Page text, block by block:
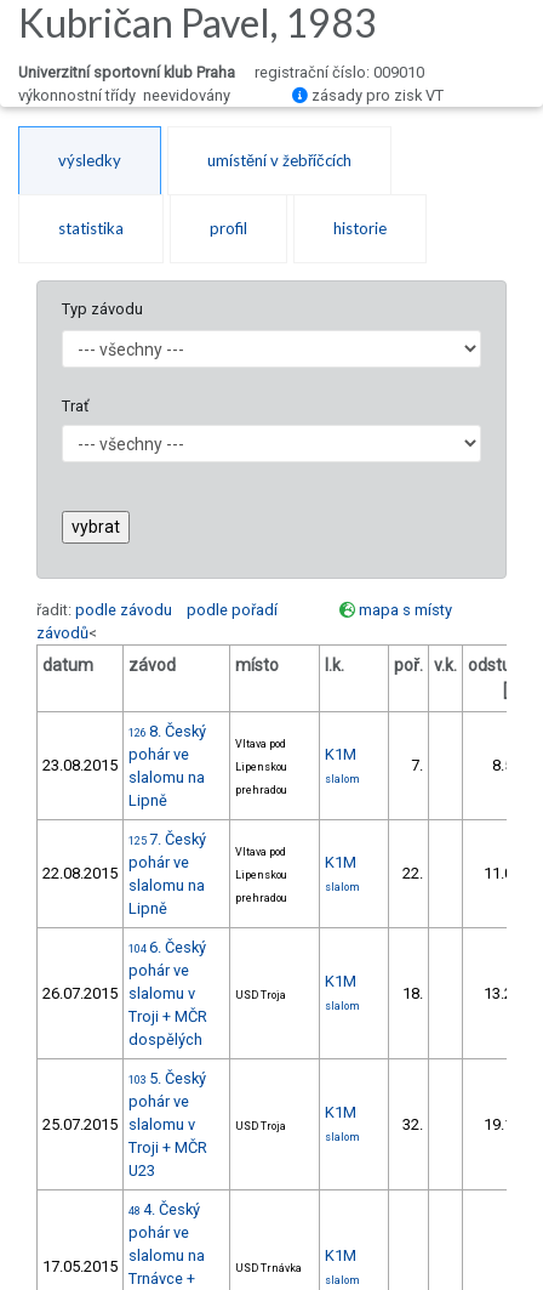
Kubričan Pavel, 1983
Univerzitní sportovní klub Praha
registrační číslo: 009010
výkonnostní třídy neevidovány
zásady pro zisk VT
výsledky umístění v žebříčcích
statistika profil historie
Typ závodu
Trať
řadit: podle závodu podle pořadí
mapa s místy
závodů<
datum závod místo l.k. poř. v.k. odstup
23.08.2015
126 8. Český
pohár ve
slalomu na
Lipně
Vltava pod
Lipenskou
prehradou
K1M
slalom
7. 8.57
22.08.2015
125 7. Český
pohár ve
slalomu na
Lipně
Vltava pod
Lipenskou
prehradou
K1M
slalom
22. 11.07
26.07.2015
104 6. Český
pohár ve
slalomu v
Troji + MČR
dospělých
USD Troja
K1M
slalom
18. 13.24
25.07.2015
103 5. Český
pohár ve
slalomu v
Troji + MČR
U23
USD Troja
K1M
slalom
32. 19.19
17.05.2015
48 4. Český
pohár ve
slalomu na
Trnávce +
USD Trnávka
K1M
slalom